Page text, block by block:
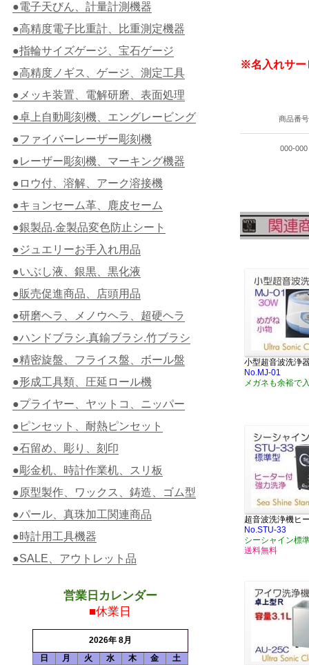
※名入れサー
商品番号
000-000
小型超音波洗浄
No.MJ-01
メガネも余裕で
超音波洗浄機ヒ
No.STU-33
シーシャイン標
送料無料
●電子天びん、計量計測機器
●高精度電子比重計、比重測定機器
●指輪サイズゲージ、宝石ゲージ
●高精度ノギス、ゲージ、測定工具
●メッキ装置、電解研磨、表面処理
●卓上自動彫刻機、エングレービング
●ファイバーレーザー彫刻機
●レーザー彫刻機、マーキング機器
●ロウ付、溶解、アーク溶接機
●キョンセーム革、鹿皮セーム
●銀製品.金製品変色防止シート
●ジュエリーお手入れ用品
●いぶし液、銀黒、黒化液
●販売促進商品、店頭用品
●研磨ヘラ、メノウヘラ、超硬ヘラ
●ハンドブラシ.真鍮ブラシ.竹ブラシ
●精密旋盤、フライス盤、ボール盤
●形成工具類、圧延ロール機
●プライヤー、ヤットコ、ニッパー
●ピンセット、耐熱ピンセット
●石留め、彫り、刻印
●彫金机、時計作業机、スリ板
●原型製作、ワックス、鋳造、ゴム型
●パール、真珠加工関連商品
●時計用工具機器
●SALE、アウトレット品
営業日カレンダー
■休業日
2026年 8月
日
月 火 水 木 金
土